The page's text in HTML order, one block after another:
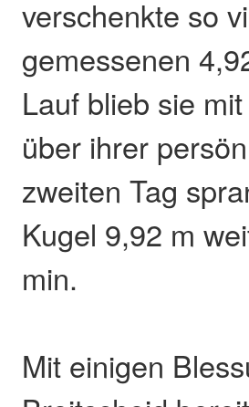
verschenkte so
gemessenen
Lauf blieb sie
über ihrer
zweiten Tag
Kugel 9,92 m
min.
Mit einigen